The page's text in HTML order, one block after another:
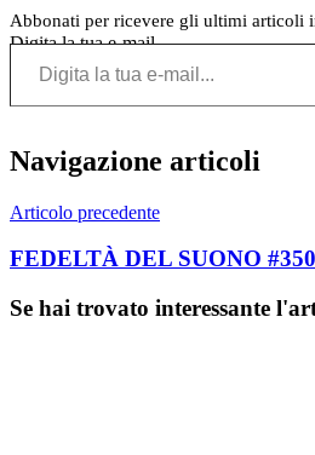
Abbonati per ricevere gli ultimi articoli
Digita la tua e-mail...
Navigazione articoli
Articolo precedente
FEDELTÀ DEL SUONO
Se hai trovato interessante